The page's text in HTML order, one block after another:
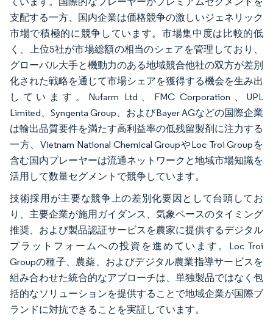
支配する一方、国内企業は価格競争の激しいジェネリック
市場で積極的に競争しています。市場集中度は比較的低
く、上位5社が市場総額の相当のシェアを管理しており、
グローバル大手と機動力のある地域競合他社の双方が差別
化された戦略を通じて市場シェアを獲得する機会を生み出
しています。Nufarm Ltd、FMC Corporation、UPL
Limited、Syngenta Group、およびBayer AGなどの国際企業
は輸出品質要件を満たす高利益率の低残留製剤に注力する
一方、Vietnam National Chemical GroupやLoc Troi Groupを
含む国内プレーヤーは流通ネットワークと地域市場知識を
活用して数量セグメントで競争しています。
技術採用が主要な競争上の差別化要因として台頭してお
り、主要企業が施用ガイダンス、気象ベースのタイミング
推奨、および製品認証サービスを農家に提供するデジタル
プラットフォームへの投資を進めています。Loc Troi
Groupの種子、農薬、およびデジタル農業指導サービスを
組み合わせた統合的なアプローチは、単独製品ではなく包
括的なソリューションを提供することで地域企業が国際ブ
ランドに対抗できることを実証しています。